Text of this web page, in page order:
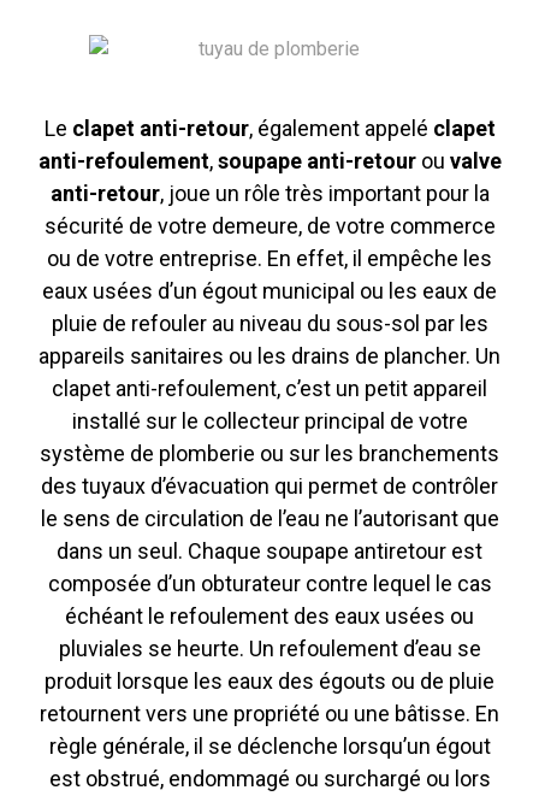
Le clapet anti-retour, également appelé clapet
anti-refoulement,soupape anti-retourou valve
anti-retour, joue un rôle très important pour la
sécurité de votre demeure, de votre commerce
ou de votre entreprise. En effet, il empêche les
eaux usées d’un égout municipal ou les eaux de
pluie de refouler au niveau du sous-sol par les
appareils sanitaires ou les drains de plancher. Un
clapet anti-refoulement, c’est un petit appareil
installé sur le collecteur principal de votre
système de plomberie ou sur les branchements
des tuyaux d’évacuation qui permet de contrôler
le sens de circulation de l’eau ne l’autorisant que
dans un seul. Chaque soupape antiretour est
composée d’un obturateur contre lequel le cas
échéant le refoulement des eaux usées ou
pluviales se heurte. Un refoulement d’eau se
produit lorsque les eaux des égouts ou de pluie
retournent vers une propriété ou une bâtisse. En
règle générale, il se déclenche lorsqu’un égout
est obstrué, endommagé ou surchargé ou lors